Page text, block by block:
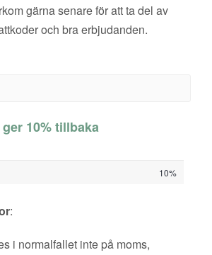
gärna senare för att ta del av
och bra erbjudanden.
10% tillbaka
10%
:
i normalfallet inte på moms,